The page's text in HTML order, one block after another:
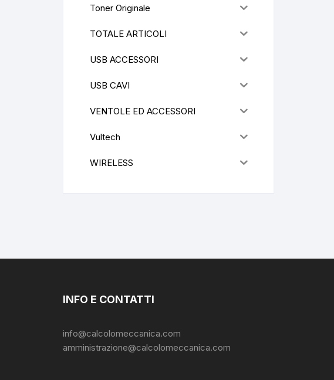
Toner Originale
TOTALE ARTICOLI
USB ACCESSORI
USB CAVI
VENTOLE ED ACCESSORI
Vultech
WIRELESS
INFO E CONTATTI
info@calcolomeccanica.com
amministrazione@calcolomeccanica.com